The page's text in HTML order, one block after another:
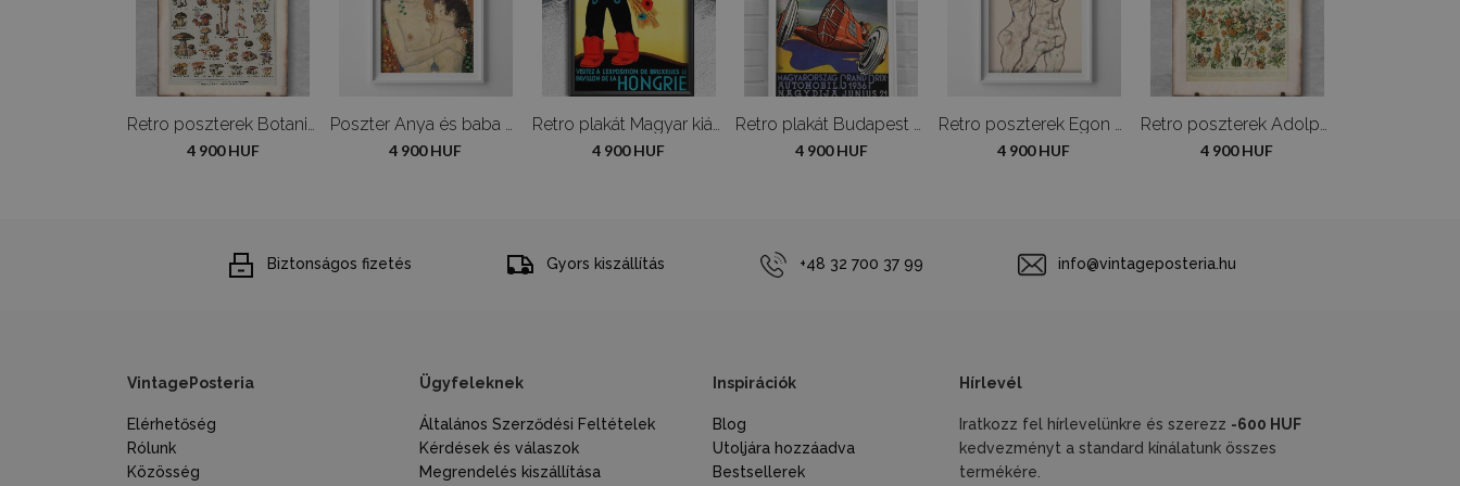
4 900 HUF 4 900 HUF 4 900 HUF 4 900 HUF 4 900 HUF 4 900 HUF
Biztonságos fizetés Gyors kiszállítás +48 32 700 37 99 info@vintageposteria.hu
VintagePosteria
Elérhetőség
Rólunk
Közösség
Ügyfeleknek
Általános Szerződési Feltételek
Kérdések és válaszok
Megrendelés kiszállítása
Inspirációk
Blog
Utoljára hozzáadva
Bestsellerek
Hírlevél
Iratkozz fel hírlevelünkre és szerezz -600 HUF
kedvezményt a standard kínálatunk összes
termékére.